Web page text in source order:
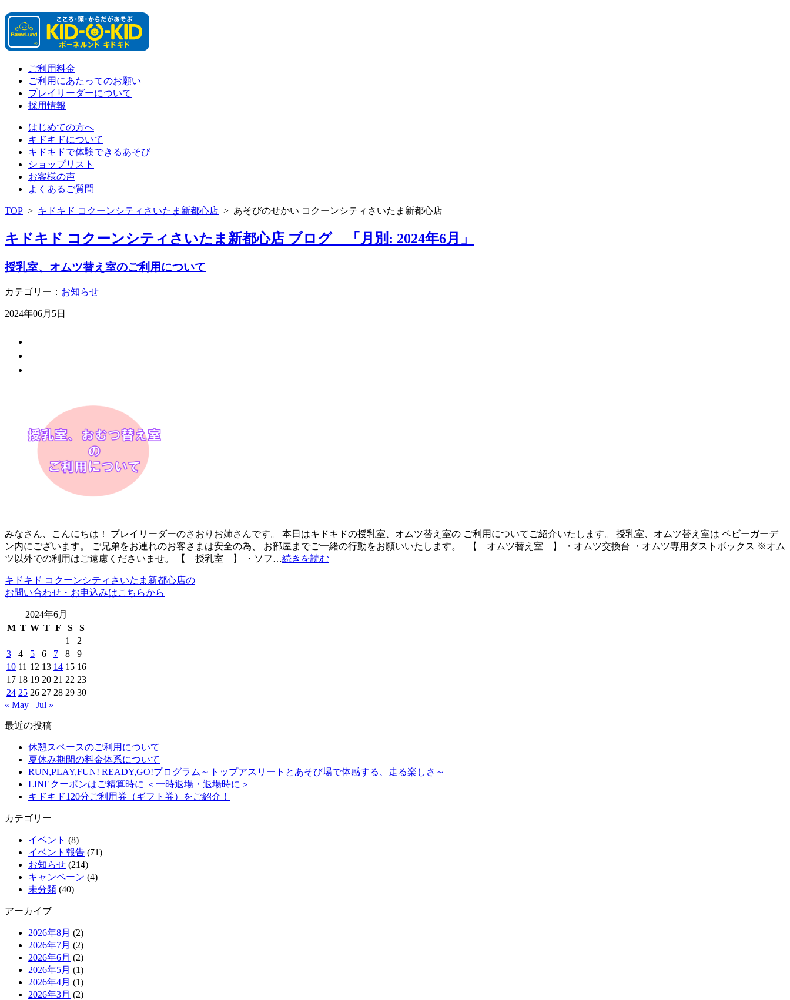
ご利用料金
ご利用にあたってのお願い
プレイリーダーについて
採用情報
はじめての方へ
キドキドについて
キドキドで体験できるあそび
ショップリスト
お客様の声
よくあるご質問
TOP > キドキド コクーンシティさいたま新都心店 > あそびのせかい コクーンシティさいたま新都心店
キドキド コクーンシティさいたま新都心店 ブログ 「月別: 2024年6月」
授乳室、オムツ替え室のご利用について
カテゴリー： お知らせ
2024年06月5日
みなさん、こんにちは！ プレイリーダーのさおりお姉さんです。 本日はキドキドの授乳室、オムツ替え室の ご利用についてご紹介いたします。 授乳室、オムツ替え室は ベビーガーデ
ン内にございます。 ご兄弟をお連れのお客さまは安全の為、 お部屋までご一緒の行動をお願いいたします。 【 オムツ替え室 】 ・オムツ交換台 ・オムツ専用ダストボックス ※オム
ツ以外での利用はご遠慮くださいませ。 【 授乳室 】 ・ソフ…続きを読む
キドキド コクーンシティさいたま新都心店の
お問い合わせ・お申込みはこちらから
2024年6月
M T W T F S
S
1
2
3
4 5 6 7 8
9
10 11 12 13 14 15 16
17 18 19 20 21 22 23
24 25 26 27 28 29 30
« May
Jul »
最近の投稿
休憩スペースのご利用について
夏休み期間の料金体系について
RUN,PLAY,FUN! READY,GO!プログラム～トップアスリートとあそび場で体感する、走る楽しさ～
LINEクーポンはご精算時に ＜一時退場・退場時に＞
キドキド120分ご利用券（ギフト券）をご紹介！
カテゴリー
イベント (8)
イベント報告 (71)
お知らせ (214)
キャンペーン (4)
未分類 (40)
アーカイブ
2026年8月 (2)
2026年7月 (2)
2026年6月 (2)
2026年5月 (1)
2026年4月 (1)
2026年3月 (2)